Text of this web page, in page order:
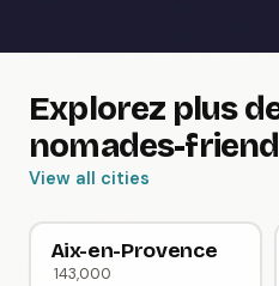
Explorez plus
nomades-
View all cities
Aix-en-Provence
143,000